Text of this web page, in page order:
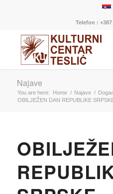
Telefon : +387
Najave
You are here: Home / Najave /
OBILJEŽEN DAN REPUBLIKE